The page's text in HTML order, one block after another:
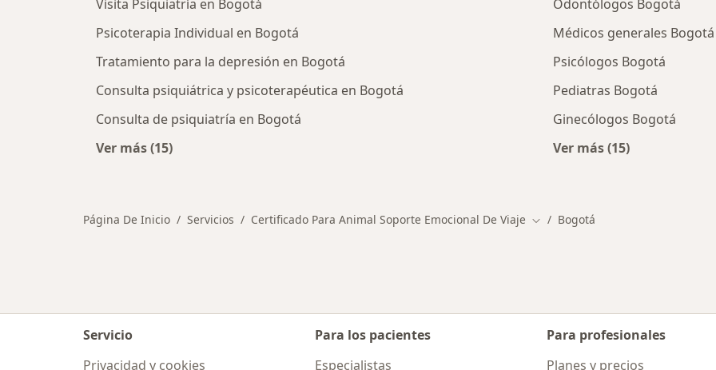
Visita Psiquiatría en Bogotá
Psicoterapia Individual en Bogotá
Tratamiento para la depresión en Bogotá
Consulta psiquiátrica y psicoterapéutica en Bogotá
Consulta de psiquiatría en Bogotá
Ver más (15)
Odontólogos Bogotá
Médicos generales Bogotá
Psicólogos Bogotá
Pediatras Bogotá
Ginecólogos Bogotá
Ver más (15)
Página De Inicio Servicios Certificado Para Animal Soporte Emocional De Viaje Cambiar de ciudad
Bogotá
Servicio
Privacidad y cookies
Para los pacientes
Especialistas
Para profesionales
Planes y precios